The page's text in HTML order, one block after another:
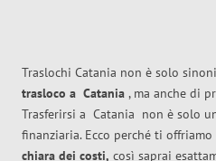
Traslochi Catania non è solo
trasloco a Catania , ma anche di
Trasferirsi a Catania non è solo
finanziaria. Ecco perché ti offriamo
chiara dei costi, così saprai